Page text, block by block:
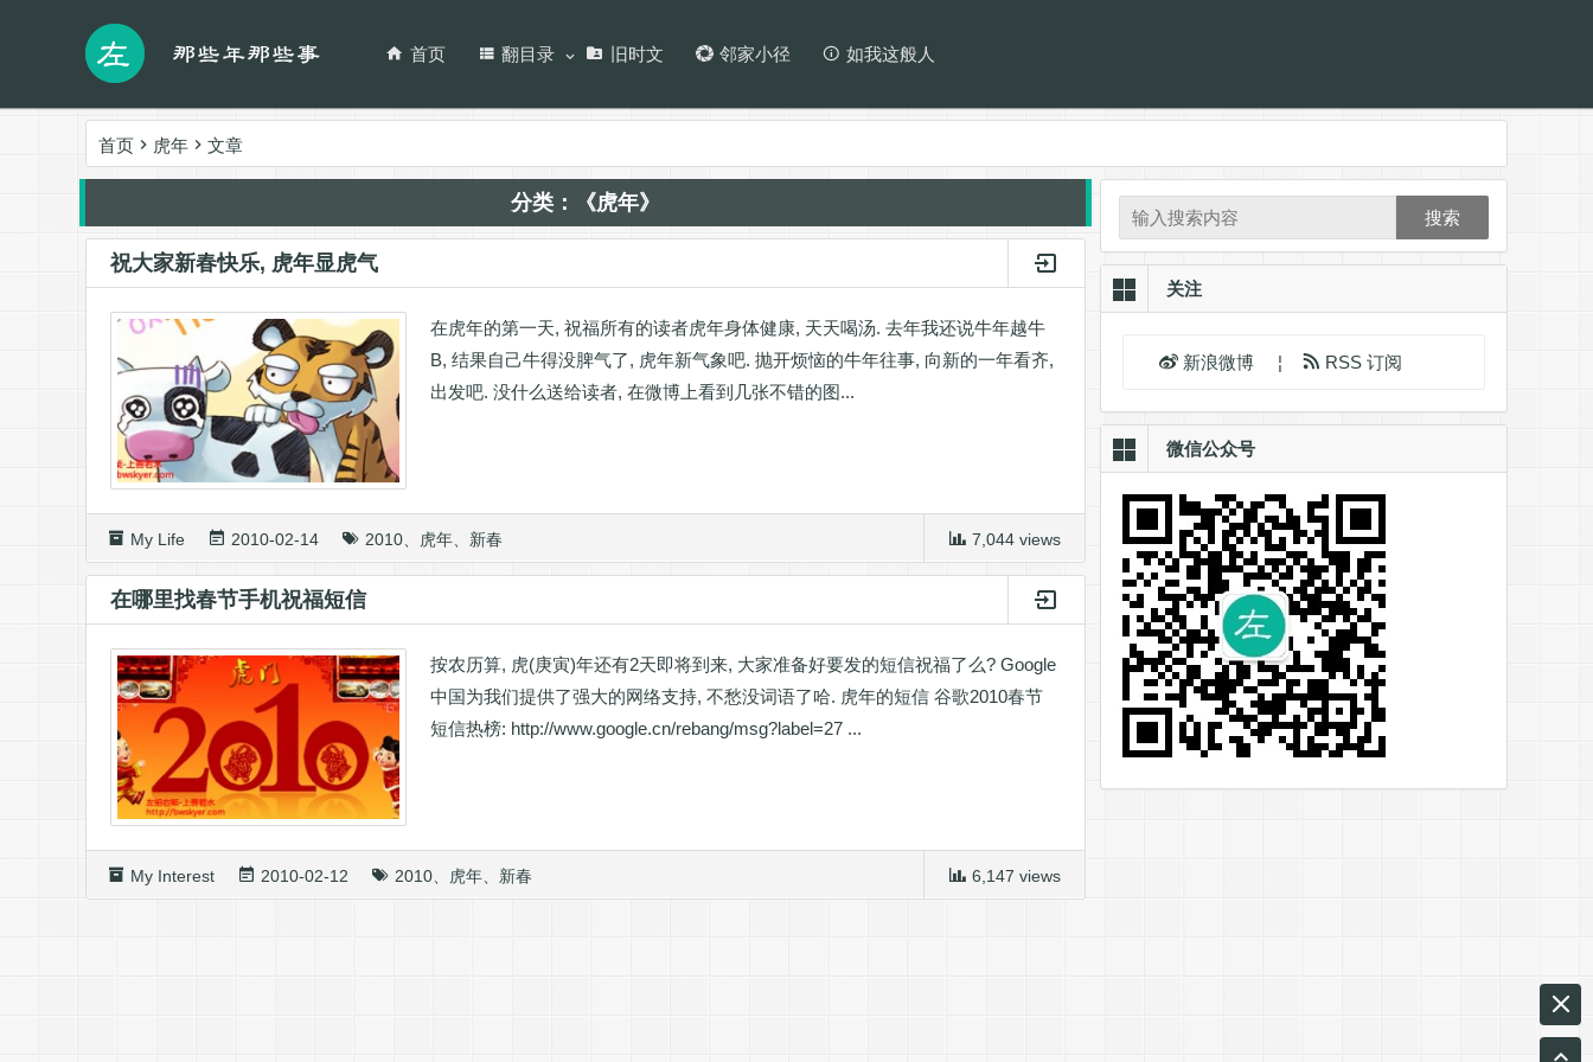
首页 翻目录 旧时文 邻家小径 如我这般人
首页 虎年 文章
分类：《虎年》
祝大家新春快乐, 虎年显虎气
在虎年的第一天, 祝福所有的读者虎年身体健康, 天天喝汤. 去年我还说牛年越牛
B, 结果自己牛得没脾气了, 虎年新气象吧. 抛开烦恼的牛年往事, 向新的一年看齐,
出发吧. 没什么送给读者, 在微博上看到几张不错的图...
7,044 views
My Life 2010-02-14 2010 虎年 新春
在哪里找春节手机祝福短信
按农历算, 虎(庚寅)年还有2天即将到来, 大家准备好要发的短信祝福了么? Google
中国为我们提供了强大的网络支持, 不愁没词语了哈. 虎年的短信 谷歌2010春节
短信热榜: http://www.google.cn/rebang/msg?label=27 ...
6,147 views
My Interest 2010-02-12 2010 虎年 新春
搜索
关注
新浪微博 ¦ RSS 订阅
微信公众号